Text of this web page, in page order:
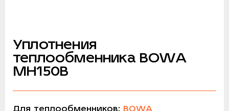
Уплотнения
теплообменника BOWA
MH150B
Для теплообменников: BOWA